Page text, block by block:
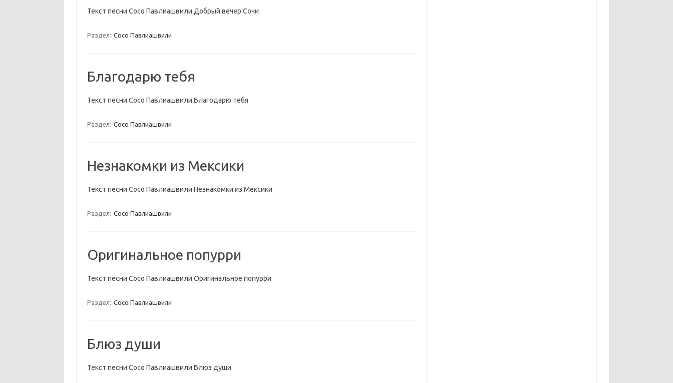
Текст песни Сосо Павлиашвили Добрый вечер Сочи
Раздел: Сосо Павлиашвили
Благодарю тебя
Текст песни Сосо Павлиашвили Благодарю тебя
Раздел: Сосо Павлиашвили
Незнакомки из Мексики
Текст песни Сосо Павлиашвили Незнакомки из Мексики
Раздел: Сосо Павлиашвили
Оригинальное попурри
Текст песни Сосо Павлиашвили Оригинальное попурри
Раздел: Сосо Павлиашвили
Блюз души
Текст песни Сосо Павлиашвили Блюз души